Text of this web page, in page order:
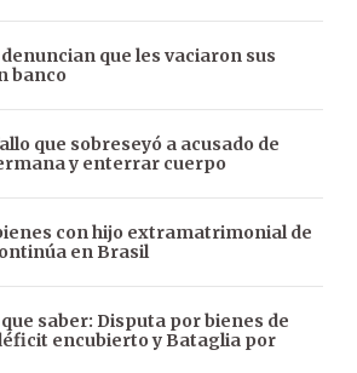
que les vaciaron sus
banco
que sobreseyó a acusado de
y enterrar cuerpo
con hijo extramatrimonial de
en Brasil
saber: Disputa por bienes de
encubierto y Bataglia por